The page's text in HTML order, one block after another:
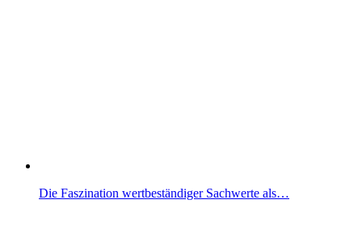
Die Faszination wertbeständiger Sachwerte als…